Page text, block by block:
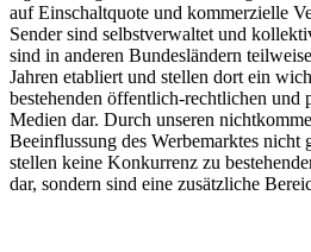
auf Einschaltquote und kommerzielle
Sender sind selbstverwaltet und
sind in anderen Bundesländern
Jahren etabliert und stellen dort ein
bestehenden öffentlich-rechtlichen und
Medien dar. Durch unseren
Beeinflussung des Werbemarktes nicht
stellen keine Konkurrenz zu
dar, sondern sind eine zusätzliche